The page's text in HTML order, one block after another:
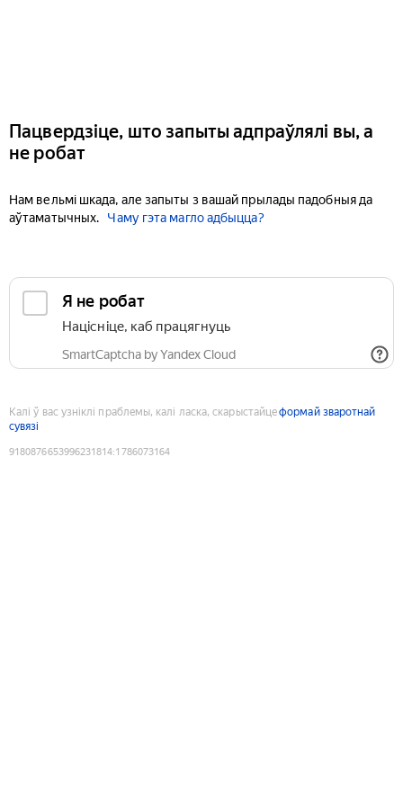
Пацвердзіце, што запыты адпраўлялі вы, а
не робат
Нам вельмі шкада, але запыты з вашай прылады падобныя да
аўтаматычных.
Чаму гэта магло адбыцца?
Я не робат
Націсніце, каб працягнуць
SmartCaptcha by Yandex Cloud
Калі ў вас узніклі праблемы, калі ласка, скарыстайцеформай зваротнай
сувязі
9180876653996231814:1786073164